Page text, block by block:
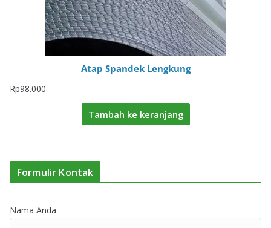
Atap Spandek Lengkung
Rp98.000
Tambah ke keranjang
Formulir Kontak
Nama Anda